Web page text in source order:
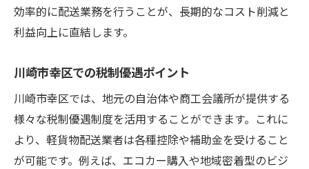
軽貨物配送による節税成功の秘訣川崎市幸区編
成功事例から学ぶ節税戦略
地域支援を活用した税負担軽減策
配送業の特性を活かした税制最適化
資産管理による長期的な節税プラン
効率的に配送業務を行うことが、長期的なコスト削減と
利益向上に直結します。
川崎市幸区での税制優遇ポイント
川崎市幸区では、地元の自治体や商工会議所が提供する
様々な税制優遇制度を活用することができます。これに
より、軽貨物配送業者は各種控除や補助金を受けること
が可能です。例えば、エコカー購入や地域密着型のビジ